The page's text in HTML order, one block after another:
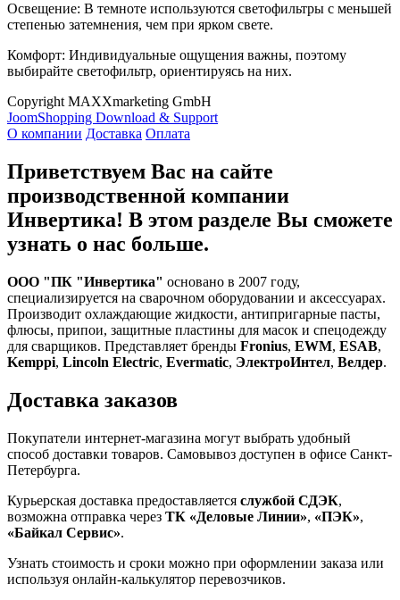
Освещение: В темноте используются светофильтры с меньшей
степенью затемнения, чем при ярком свете.
Комфорт: Индивидуальные ощущения важны, поэтому
выбирайте светофильтр, ориентируясь на них.
Copyright MAXXmarketing GmbH
JoomShopping Download & Support
О компании Доставка Оплата
Приветствуем Вас на сайте
производственной компании
Инвертика! В этом разделе Вы сможете
узнать о нас больше.
ООО "ПК "Инвертика" основано в 2007 году,
специализируется на сварочном оборудовании и аксессуарах.
Производит охлаждающие жидкости, антипригарные пасты,
флюсы, припои, защитные пластины для масок и спецодежду
для сварщиков. Представляет бренды Fronius, EWM, ESAB,
Kemppi, Lincoln Electric, Evermatic, ЭлектроИнтел, Велдер.
Доставка заказов
Покупатели интернет-магазина могут выбрать удобный
способ доставки товаров. Самовывоз доступен в офисе Санкт-
Петербурга.
Курьерская доставка предоставляется службой СДЭК,
возможна отправка через ТК «Деловые Линии», «ПЭК»,
«Байкал Сервис».
Узнать стоимость и сроки можно при оформлении заказа или
используя онлайн-калькулятор перевозчиков.